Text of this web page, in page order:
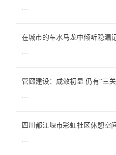
在城市的车水马龙中倾听隐漏
管廊建设：成效初显 仍有“三
四川都江堰市彩虹社区休憩空